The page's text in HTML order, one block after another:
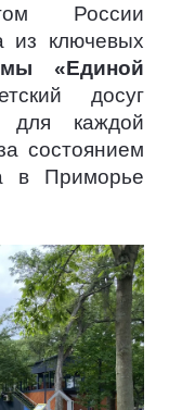
России
из ключевых
«Единой
досуг
для каждой
состоянием
в Приморье